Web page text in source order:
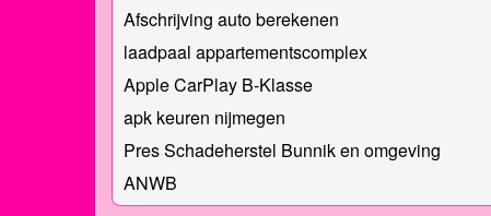
Afschrijving auto berekenen
laadpaal appartementscomplex
Apple CarPlay B-Klasse
apk keuren nijmegen
Pres Schadeherstel Bunnik en omgeving
ANWB